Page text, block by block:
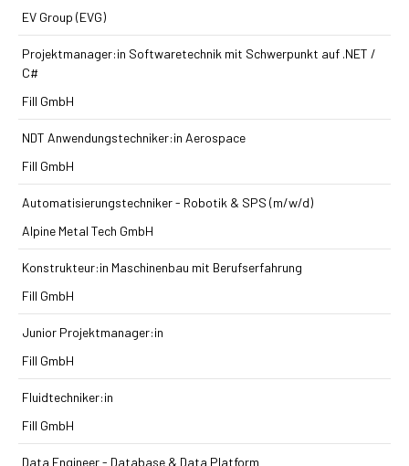
EV Group (EVG)
Projektmanager:in Softwaretechnik mit Schwerpunkt auf .NET /
C#
Fill GmbH
NDT Anwendungstechniker:in Aerospace
Fill GmbH
Automatisierungstechniker - Robotik & SPS (m/w/d)
Alpine Metal Tech GmbH
Konstrukteur:in Maschinenbau mit Berufserfahrung
Fill GmbH
Junior Projektmanager:in
Fill GmbH
Fluidtechniker:in
Fill GmbH
Data Engineer - Database & Data Platform